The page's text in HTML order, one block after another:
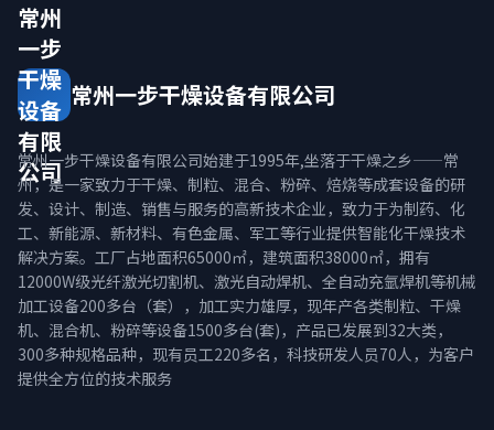
常州
一步
干燥
设备
有限
公司
常州一步干燥设备有限公司
常州一步干燥设备有限公司始建于1995年,坐落于干燥之乡——常
州，是一家致力于干燥、制粒、混合、粉碎、焙烧等成套设备的研
发、设计、制造、销售与服务的高新技术企业，致力于为制药、化
工、新能源、新材料、有色金属、军工等行业提供智能化干燥技术
解决方案。工厂占地面积65000㎡，建筑面积38000㎡，拥有
12000W级光纤激光切割机、激光自动焊机、全自动充氩焊机等机械
加工设备200多台（套），加工实力雄厚，现年产各类制粒、干燥
机、混合机、粉碎等设备1500多台(套)，产品已发展到32大类，
300多种规格品种，现有员工220多名，科技研发人员70人，为客户
提供全方位的技术服务